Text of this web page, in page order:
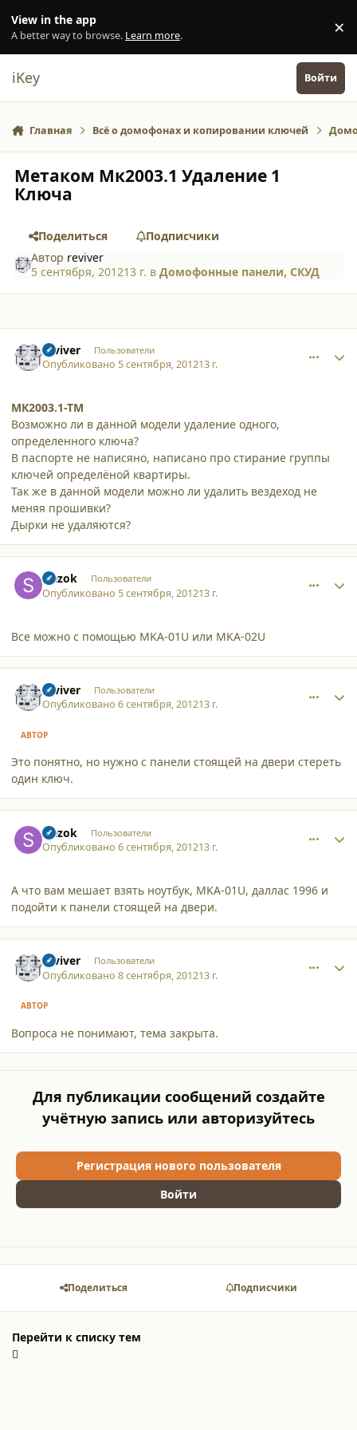
View in the app
A better way to browse. Learn more. ×
iKey Войти
Главная Всё о домофонах и копировании ключей
Метаком Мк2003.1 Удаление 1
Ключа
Поделиться
Подписчики
Автор reviver
5 сентября, 201213 г. вДомофонные панели, СКУД
reviver Пользователи
Опубликовано 5 сентября, 201213 г.
МК2003.1-ТМ
Возможно ли в данной модели удаление одного,
определенного ключа?
В паспорте не написяно, написано про стирание группы
ключей определёной квартиры.
Так же в данной модели можно ли удалить вездеход не
меняя прошивки?
Дырки не удаляются?
slezok Пользователи
Опубликовано 5 сентября, 201213 г.
Все можно с помощью MKA-01U или MKA-02U
reviver Пользователи
Опубликовано6 сентября, 201213 г.
АВТОР
Это понятно, но нужно с панели стоящей на двери стереть
один ключ.
slezok Пользователи
Опубликовано6 сентября, 201213 г.
А что вам мешает взять ноутбук, MKA-01U, даллас 1996 и
подойти к панели стоящей на двери.
reviver Пользователи
Опубликовано8 сентября, 201213 г.
АВТОР
Вопроса не понимают, тема закрыта.
Для публикации сообщений создайте
учётную запись или авторизуйтесь
Регистрация нового пользователя
Войти
Поделиться Подписчики
Перейти к списку тем